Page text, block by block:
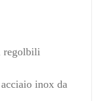
regolbili
inox da